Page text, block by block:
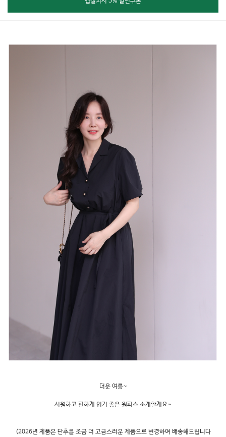
더운 여름~
시원하고 편하게 입기 좋은 원피스 소개할게요~
(2026년 제품은 단추를 조금 더 고급스러운 제품으로 변경하여 배송해드립니다